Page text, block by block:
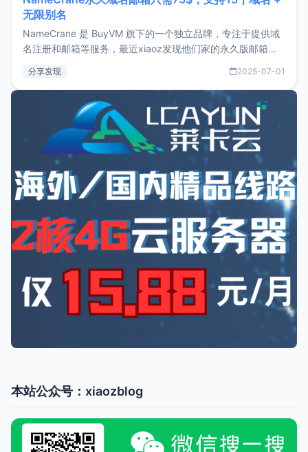
无限别名
NameCrane 是 BuyVM 旗下的一个独立品牌，专注于提供域
名注册和邮箱等服务，最近xiaoz发现他们家的永久版邮箱服
又实惠的域名邮箱，不妨尝试一下 NameCrane。注册
NameCraneNameCrane不支持直接注册，必须要购买
分享发现 2025-07-01
本站公众号：xiaozblog